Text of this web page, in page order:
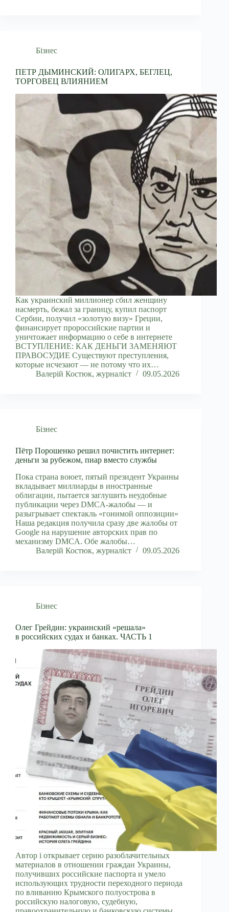
Бізнес
ПЕТР ДЫМИНСКИЙ: ОЛИГАРХ, БЕГЛЕЦ,
ТОРГОВЕЦ ВЛИЯНИЕМ
Как украинский миллионер сбил женщину
насмерть, бежал за границу, купил паспорт
Сербии, получил «золотую визу» Греции,
финансирует пророссийские партии и
уничтожает информацию о себе в интернете
ВСТУПЛЕНИЕ: КАК ДЕНЬГИ ЗАМЕНЯЮТ
ПРАВОСУДИЕ Существуют преступления,
которые исчезают — не потому что их…
Валерій Костюк, журналіст
09.05.2026
Бізнес
Пётр Порошенко решил почистить интернет:
деньги за рубежом, пиар вместо службы
Пока страна воюет, пятый президент Украины
вкладывает миллиарды в иностранные
облигации, пытается заглушить неудобные
публикации через DMCA-жалобы — и
разыгрывает спектакль «гонимой оппозиции»
Наша редакция получила сразу две жалобы от
Google на нарушение авторских прав по
механизму DMCA. Обе жалобы…
Валерій Костюк, журналіст
09.05.2026
Бізнес
Олег Грейдин: украинский «решала»
в российских судах и банках. ЧАСТЬ 1
Автор i открывает серию разоблачительных
материалов в отношении граждан Украины,
получивших российские паспорта и умело
использующих трудности переходного периода
по вливанию Крымского полуострова в
российскую налоговую, судебную,